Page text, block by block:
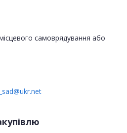
самоврядування або